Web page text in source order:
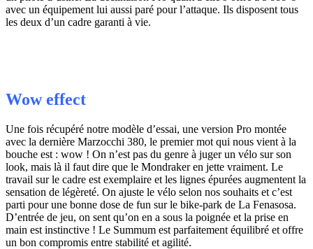
avec un équipement lui aussi paré pour l’attaque. Ils disposent tous
les deux d’un cadre garanti à vie.
Wow effect
Une fois récupéré notre modèle d’essai, une version Pro montée
avec la dernière Marzocchi 380, le premier mot qui nous vient à la
bouche est : wow ! On n’est pas du genre à juger un vélo sur son
look, mais là il faut dire que le Mondraker en jette vraiment. Le
travail sur le cadre est exemplaire et les lignes épurées augmentent la
sensation de légèreté. On ajuste le vélo selon nos souhaits et c’est
parti pour une bonne dose de fun sur le bike-park de La Fenasosa.
D’entrée de jeu, on sent qu’on en a sous la poignée et la prise en
main est instinctive ! Le Summum est parfaitement équilibré et offre
un bon compromis entre stabilité et agilité.